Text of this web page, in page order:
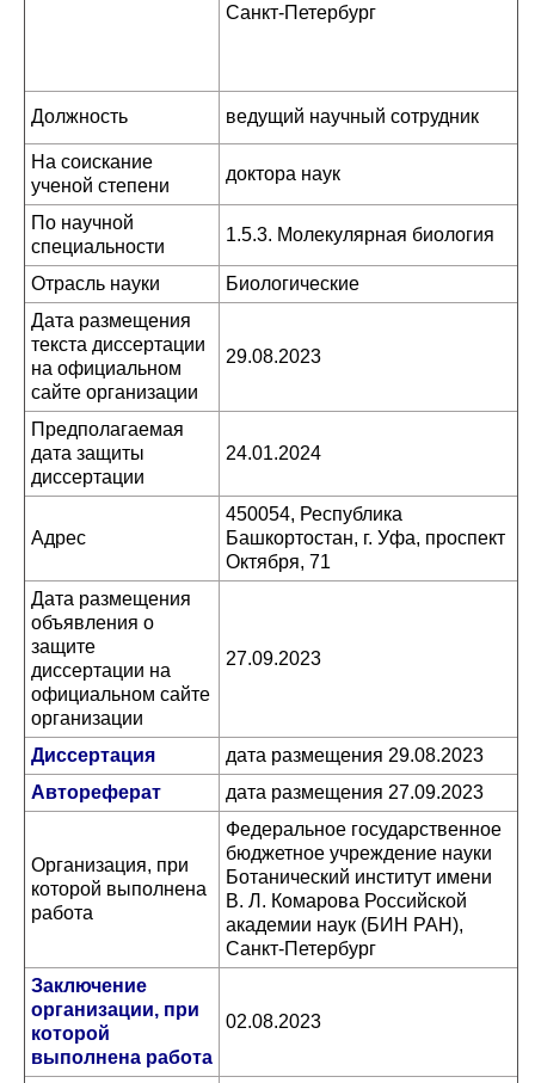
Санкт-Петербург
Должность ведущий научный сотрудник
На соискание
ученой степени
доктора наук
По научной
специальности
1.5.3. Молекулярная биология
Отрасль науки
Биологические
Дата размещения
текста диссертации
на официальном
сайте организации
29.08.2023
Предполагаемая
дата защиты
диссертации
24.01.2024
Адрес
450054, Республика
Башкортостан, г. Уфа, проспект
Октября, 71
Дата размещения
объявления о
защите
диссертации на
официальном сайте
организации
27.09.2023
Диссертация
дата размещения 29.08.2023
Автореферат
дата размещения 27.09.2023
Организация, при
которой выполнена
работа
Федеральное государственное
бюджетное учреждение науки
Ботанический институт имени
В. Л. Комарова Российской
академии наук (БИН РАН),
Санкт-Петербург
Заключение
организации, при
которой
выполнена работа
02.08.2023